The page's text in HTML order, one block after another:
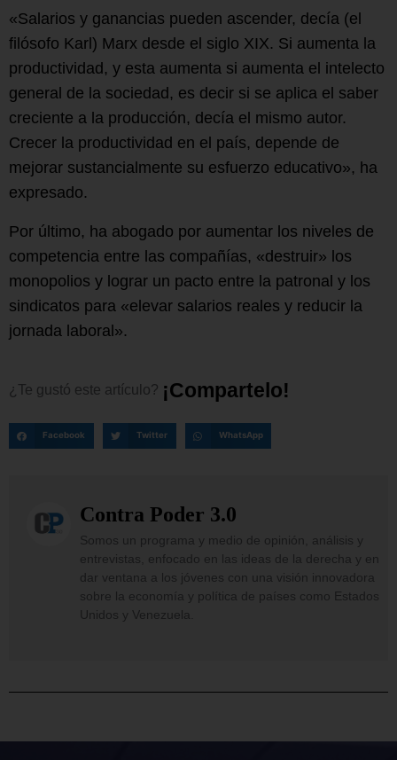
«Salarios y ganancias pueden ascender, decía (el
filósofo Karl) Marx desde el siglo XIX. Si aumenta la
productividad, y esta aumenta si aumenta el intelecto
general de la sociedad, es decir si se aplica el saber
creciente a la producción, decía el mismo autor.
Crecer la productividad en el país, depende de
mejorar sustancialmente su esfuerzo educativo», ha
expresado.
Por último, ha abogado por aumentar los niveles de
competencia entre las compañías, «destruir» los
monopolios y lograr un pacto entre la patronal y los
sindicatos para «elevar salarios reales y reducir la
jornada laboral».
¿Te gustó este artículo? ¡Compartelo!
Facebook Twitter WhatsApp
Contra Poder 3.0
Somos un programa y medio de opinión, análisis y
entrevistas, enfocado en las ideas de la derecha y en
dar ventana a los jóvenes con una visión innovadora
sobre la economía y política de países como Estados
Unidos y Venezuela.